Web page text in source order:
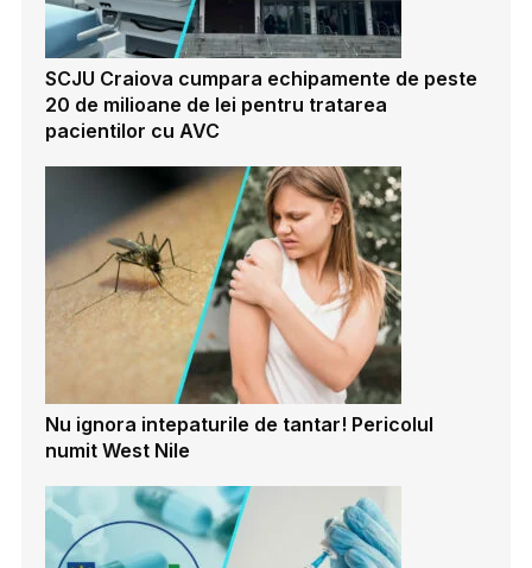
SCJU Craiova cumpara echipamente de peste
20 de milioane de lei pentru tratarea
pacientilor cu AVC
Nu ignora intepaturile de tantar! Pericolul
numit West Nile